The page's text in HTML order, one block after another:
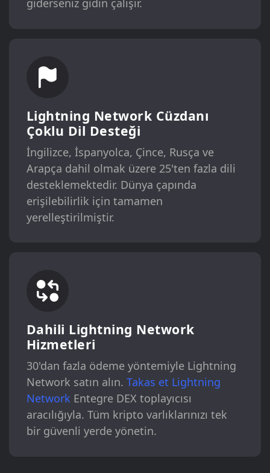
giderseniz gidin çalışır.
Lightning Network Cüzdanı
Çoklu Dil Desteği
İngilizce, İspanyolca, Çince, Rusça ve
Arapça dahil olmak üzere 25'ten fazla dili
desteklemektedir. Dünya çapında
erişilebilirlik için tamamen
yerelleştirilmiştir.
Dahili Lightning Network
Hizmetleri
30'dan fazla ödeme yöntemiyle Lightning
Network satın alın. Takas et Lightning
NetworkEntegre DEX toplayıcısı
aracılığıyla. Tüm kripto varlıklarınızı tek
bir güvenli yerde yönetin.